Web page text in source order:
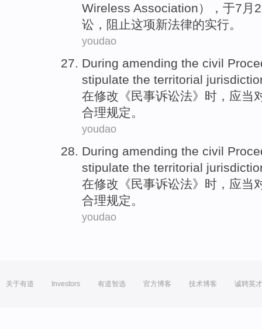
Wireless Association），于7月
讼 ， 阻止这项新法律的实行。
youdao
During amending the civil
stipulate the territorial
在修改 《民事诉讼法》时， 应当
合理规定。
youdao
During amending the civil
stipulate the territorial
在修改 《民事诉讼法》时， 应当
合理规定。
youdao
关于有道 Investors 有道智选 官方博客 技术博客 诚聘英才